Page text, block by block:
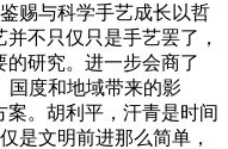
赐与科学手艺成长以哲
不只仅只是手艺罢了，
研究。进一步会商了
国度和地域带来的影
。胡利平，汗青是时间
是文明前进那么简单，